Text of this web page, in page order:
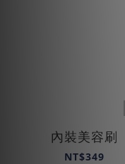
內裝美容刷
NT$349